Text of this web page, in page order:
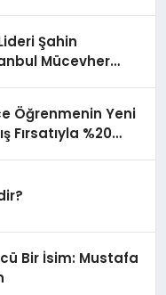
Şahin
Mücevher
Öğrenmenin Yeni
Fırsatıyla %20
Bir İsim: Mustafa